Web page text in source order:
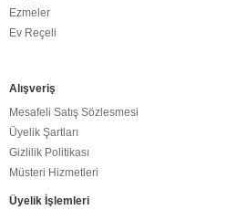
Ezmeler
Ev Reçeli
Alışveriş
Mesafeli Satış Sözlesmesi
Üyelik Şartları
Gizlilik Politikası
Müsteri Hizmetleri
Üyelik İşlemleri